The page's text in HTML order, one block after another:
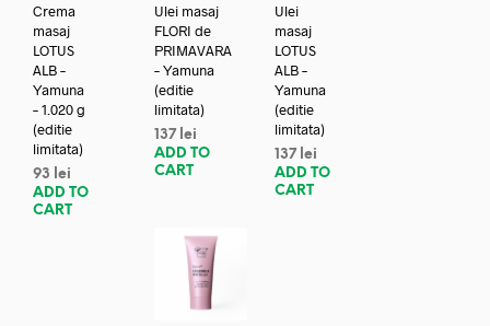
Crema
masaj
LOTUS
ALB –
Yamuna
– 1.020 g
(editie
limitata)
93
lei
ADD TO
CART
Ulei masaj
FLORI de
PRIMAVARA
– Yamuna
(editie
limitata)
137 lei
ADD TO
CART
Ulei
masaj
LOTUS
ALB –
Yamuna
(editie
limitata)
137 lei
ADD TO
CART